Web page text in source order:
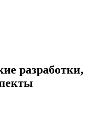
разработки,